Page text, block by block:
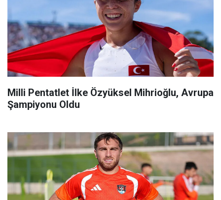
Milli Pentatlet İlke Özyüksel Mihrioğlu, Avrupa
Şampiyonu Oldu